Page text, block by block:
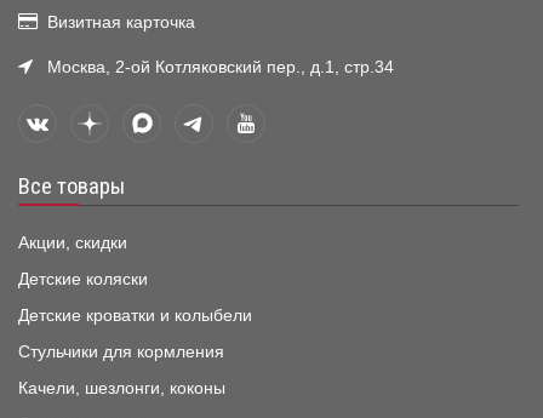
Визитная карточка
Москва, 2-ой Котляковский пер., д.1, стр.34
Все товары
Акции, скидки
Детские коляски
Детские кроватки и колыбели
Стульчики для кормления
Качели, шезлонги, коконы